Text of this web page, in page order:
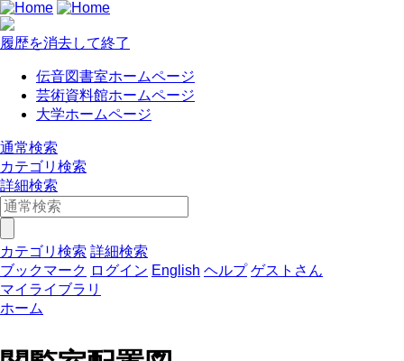
履歴を消去して終了
伝音図書室ホームページ
芸術資料館ホームページ
大学ホームページ
通常検索
カテゴリ検索
詳細検索
カテゴリ検索 詳細検索
ブックマーク ログイン English ヘルプ ゲストさん
マイライブラリ
ホーム